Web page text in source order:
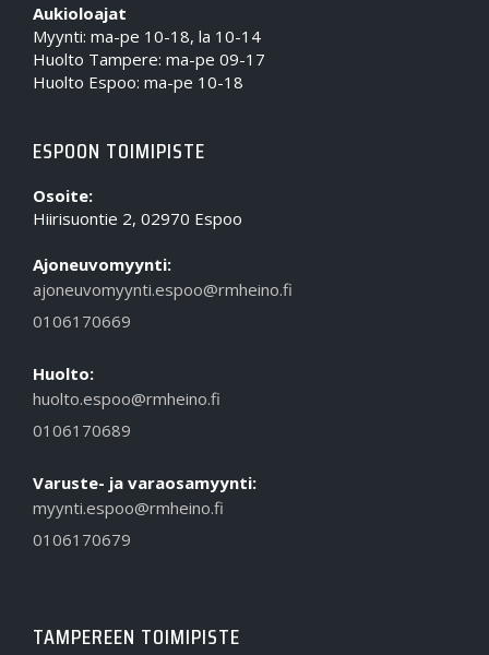
Aukioloajat
Myynti: ma-pe 10-18, la 10-14
Huolto Tampere: ma-pe 09-17
Huolto Espoo: ma-pe 10-18
ESPOON TOIMIPISTE
Osoite:
Hiirisuontie 2, 02970 Espoo
Ajoneuvomyynti:
ajoneuvomyynti.espoo@rmheino.fi
0106170669
Huolto:
huolto.espoo@rmheino.fi
0106170689
Varuste- ja varaosamyynti:
myynti.espoo@rmheino.fi
0106170679
TAMPEREEN TOIMIPISTE